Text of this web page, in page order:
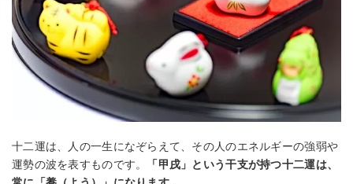
十二運は、人の一生になぞらえて、その人のエネルギーの強弱や
運勢の波を表すものです。
「甲戌」という干支が持つ十二運は、